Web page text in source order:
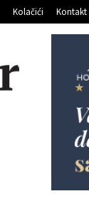
Kolačići Kontakt